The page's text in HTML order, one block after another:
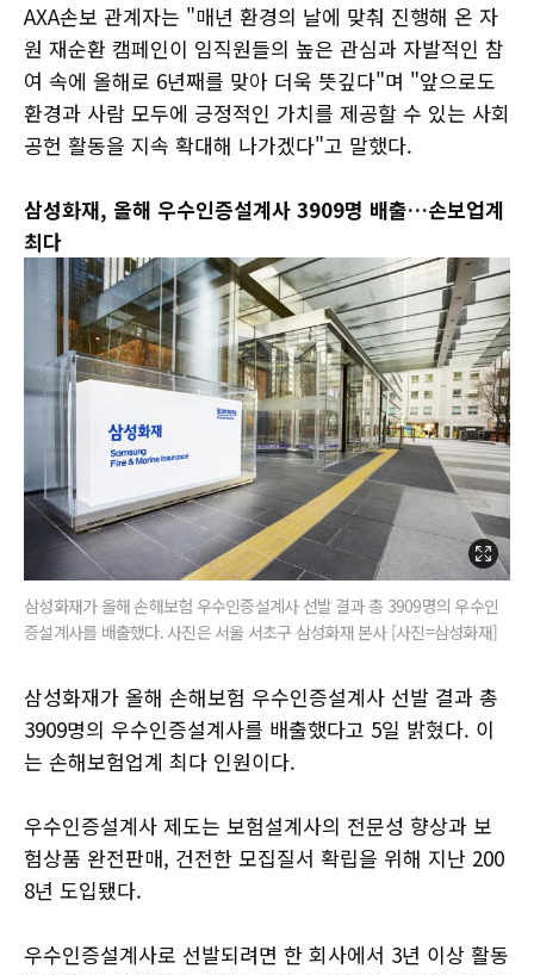
AXA손보 관계자는 "매년 환경의 날에 맞춰 진행해 온 자
원 재순환 캠페인이 임직원들의 높은 관심과 자발적인 참
여 속에 올해로 6년째를 맞아 더욱 뜻깊다"며 "앞으로도
환경과 사람 모두에 긍정적인 가치를 제공할 수 있는 사회
공헌 활동을 지속 확대해 나가겠다"고 말했다.
삼성화재, 올해 우수인증설계사 3909명 배출…손보업계
최다
삼성화재가 올해 손해보험 우수인증설계사 선발 결과 총 3909명의 우수인
증설계사를 배출했다. 사진은 서울 서초구 삼성화재 본사 [사진=삼성화재]
삼성화재가 올해 손해보험 우수인증설계사 선발 결과 총
3909명의 우수인증설계사를 배출했다고 5일 밝혔다. 이
는 손해보험업계 최다 인원이다.
우수인증설계사 제도는 보험설계사의 전문성 향상과 보
험상품 완전판매, 건전한 모집질서 확립을 위해 지난 200
8년 도입됐다.
우수인증설계사로 선발되려면 한 회사에서 3년 이상 활동